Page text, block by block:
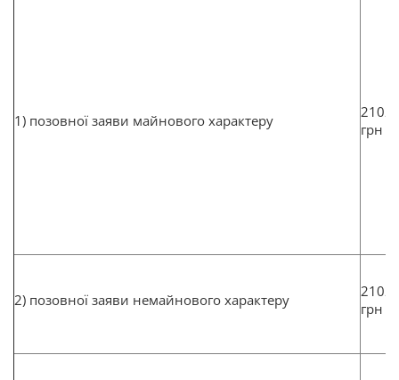
1) позовної заяви майнового характеру
2102
грн
2) позовної заяви немайнового характеру
2102
грн